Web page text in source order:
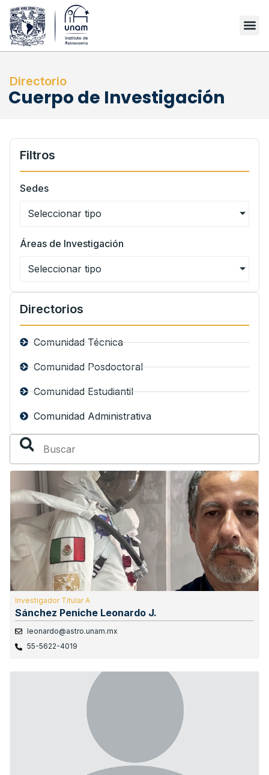
Directorio
Cuerpo de Investigación
Filtros
Sedes
Seleccionar tipo
Áreas de Investigación
Seleccionar tipo
Directorios
Comunidad Técnica
Comunidad Posdoctoral
Comunidad Estudiantil
Comunidad Administrativa
Investigador Titular A
Sánchez Peniche Leonardo J.
leonardo@astro.unam.mx
55-5622-4019